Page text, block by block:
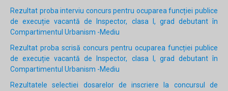
Rezultat proba interviu concurs pentru ocuparea funcției publice
de execuție vacantă de Inspector, clasa I, grad debutant în
Compartimentul Urbanism -Mediu
Rezultat proba scrisă concurs pentru ocuparea funcției publice
de execuție vacantă de Inspector, clasa I, grad debutant în
Compartimentul Urbanism -Mediu
Rezultatele selectiei dosarelor de inscriere la concursul de